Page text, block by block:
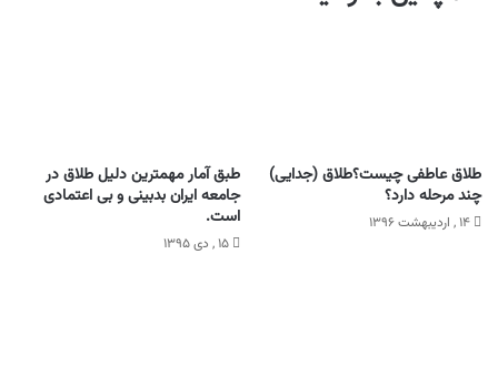
طلاق عاطفی چیست؟طلاق (جدایی)
چند مرحله دارد؟
۱۴ , اردیبهشت ۱۳۹۶
طبق آمار مهمترین دلیل طلاق در
جامعه ایران بدبینی و بی اعتمادی
است.
۱۵ , دی ۱۳۹۵